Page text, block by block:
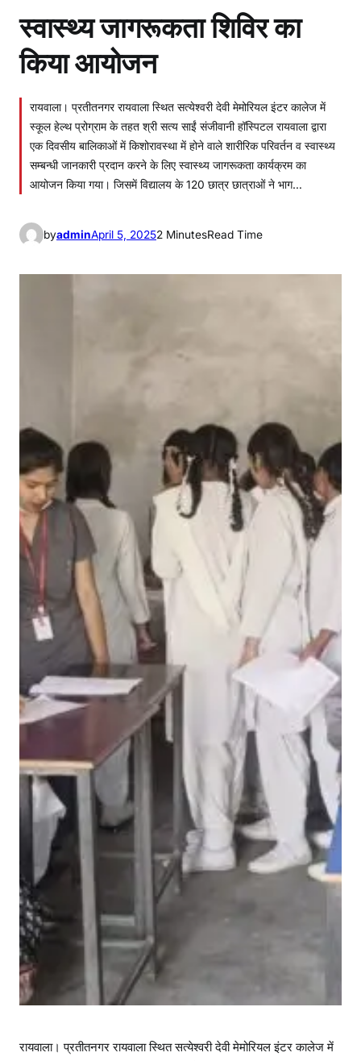
स्वास्थ्य जागरूकता शिविर का
किया आयोजन
रायवाला। प्रतीतनगर रायवाला स्थित सत्येश्वरी देवी मेमोरियल इंटर कालेज में
स्कूल हेल्थ प्रोग्राम के तहत श्री सत्य साईं संजीवानी हॉस्पिटल रायवाला द्वारा
एक दिवसीय बालिकाओं में किशोरावस्था में होने वाले शारीरिक परिवर्तन व स्वास्थ्य
सम्बन्धी जानकारी प्रदान करने के लिए स्वास्थ्य जागरूकता कार्यक्रम का
आयोजन किया गया। जिसमें विद्यालय के 120 छात्र छात्राओं ने भाग…
byadminApril 5, 20252 MinutesRead Time
रायवाला। प्रतीतनगर रायवाला स्थित सत्येश्वरी देवी मेमोरियल इंटर कालेज में